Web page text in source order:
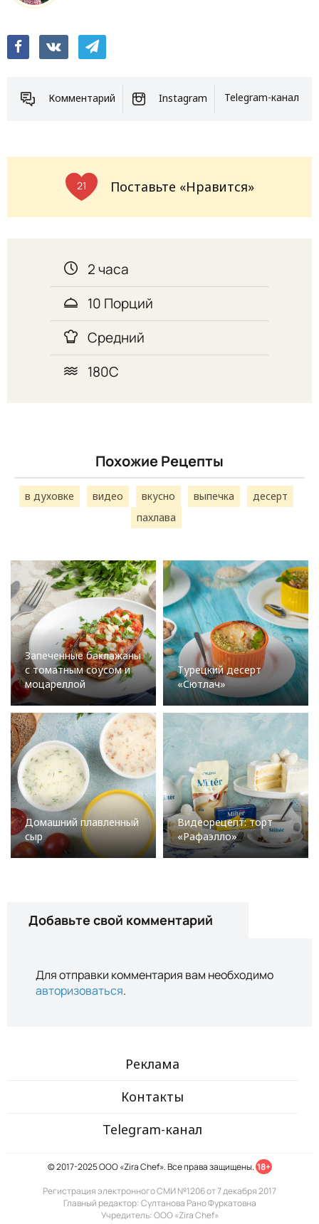
Комментарий Instagram Telegram-канал
21 Поставьте «Нравится»
2 часа
10 Порций
Средний
180С
Похожие Рецепты
в духовке видео вкусно выпечка
десерт
пахлава
Запеченные баклажаны
с томатным соусом и
моцареллой
Турецкий десерт
«Сютлач»
Домашний плавленный
сыр
Видеорецепт: торт
«Рафаэлло»
Добавьте свой комментарий
Для отправки комментария вам необходимо
авторизоваться.
Реклама
Контакты
Telegram-канал
© 2017-2025 ООО «Zira Chef». Все права защищены. 18+
Регистрация электронного СМИ №1206 от 7 декабря 2017
Главный редактор: Султанова Рано Фуркатовна
Учредитель: ООО «Zira Chef»